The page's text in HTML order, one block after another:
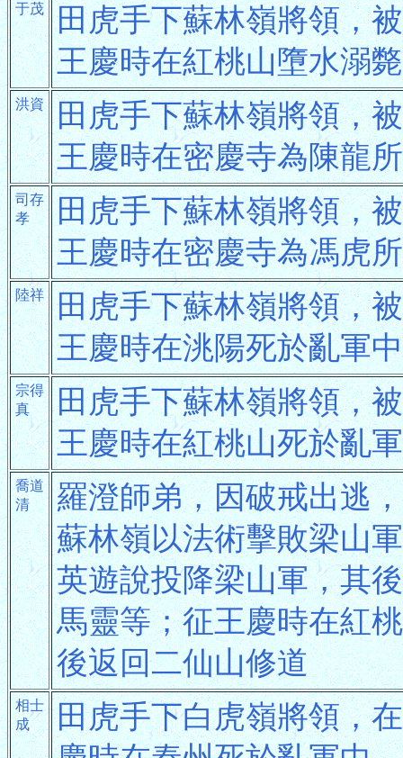
于茂
田虎手下蘇林嶺將領，
王慶時在紅桃山墮水溺斃
洪資
田虎手下蘇林嶺將領，
王慶時在密慶寺為陳龍
司存
孝
田虎手下蘇林嶺將領，
王慶時在密慶寺為馮虎
陸祥
田虎手下蘇林嶺將領，
王慶時在洮陽死於亂軍中
宗得
真
田虎手下蘇林嶺將領，
王慶時在紅桃山死於亂
喬道
清
羅澄師弟，因破戒出逃
蘇林嶺以法術擊敗梁山
英遊說投降梁山軍，其
馬靈等；征王慶時在紅
後返回二仙山修道
相士
成
田虎手下白虎嶺將領，